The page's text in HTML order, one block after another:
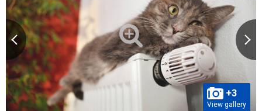
+3
View gallery